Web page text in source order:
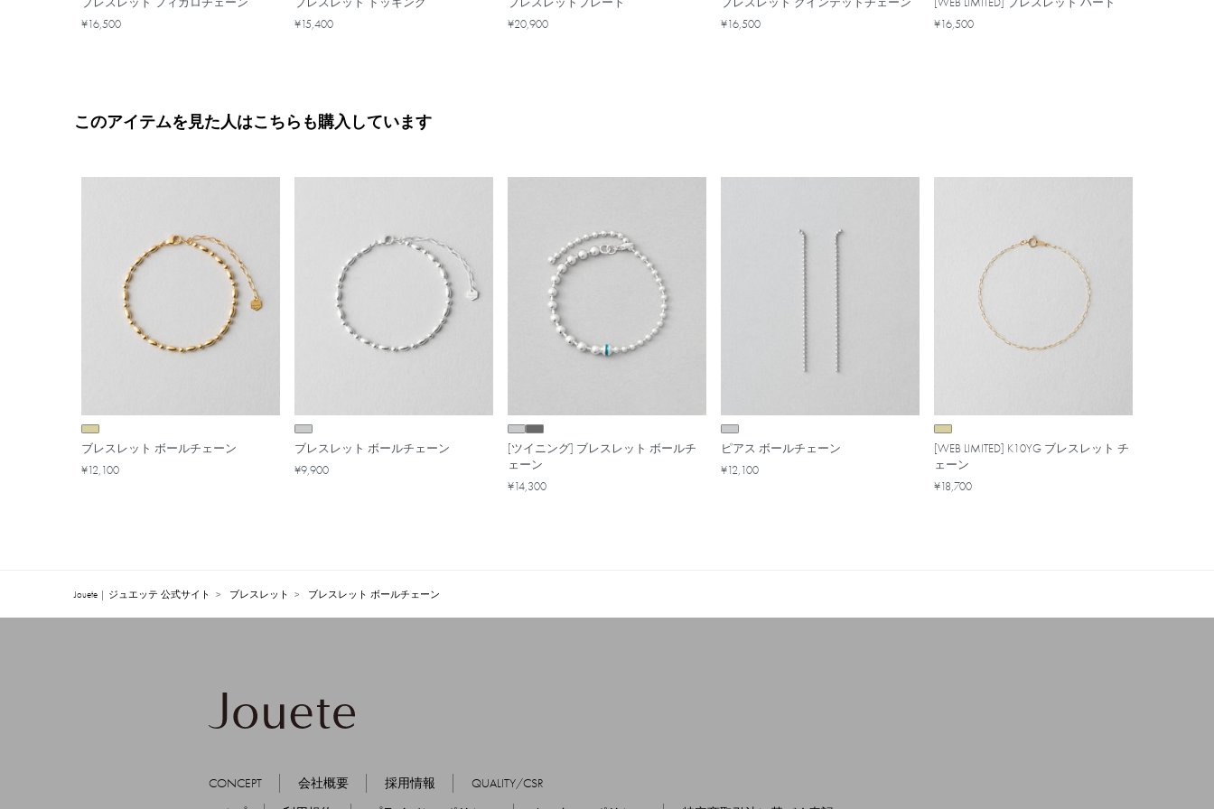
¥16,500
¥15,400
¥20,900
¥16,500
¥16,500
このアイテムを見た人はこちらも購入しています
ブレスレット ボールチェーン
¥12,100
ブレスレット ボールチェーン
¥9,900
[ツイニング] ブレスレット ボールチ
ェーン
¥14,300
ピアス ボールチェーン
¥12,100
[WEB LIMITED] K10YG ブレスレット チ
ェーン
¥18,700
Jouete | ジュエッテ 公式サイト ブレスレット ブレスレット ボールチェーン
CONCEPT 会社概要 採用情報
QUALITY/CSR